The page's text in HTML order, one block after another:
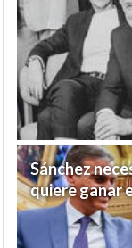
Sánchez
quiere ganar